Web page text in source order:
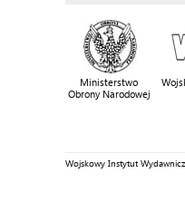
Ministerstwo
Obrony Narodowej
Wojskowy Instytut